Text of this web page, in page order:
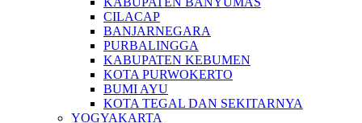
CILACAP
BANJARNEGARA
PURBALINGGA
KABUPATEN KEBUMEN
KOTA PURWOKERTO
BUMI AYU
KOTA TEGAL DAN SEKITARNYA
YOGYAKARTA